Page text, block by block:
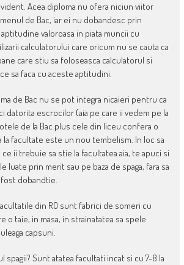
Acea diploma nu ofera niciun viitor
de Bac, iar ei nu dobandesc prin
valoroasa in piata muncii cu
calculatorului care oricum nu se cauta ca
care stiu sa foloseasca calculatorul si
sa faca cu aceste aptitudini.
de Bac nu se pot integra nicaieri pentru ca
datorita escrocilor (aia pe care ii vedem pe la
de la Bac plus cele din liceu confera o
la facultate este un nou tembelism. In loc sa
ii trebuie sa stie la facultatea aia, te apuci si
luate prin merit sau pe baza de spaga, fara sa
dobandtie.
din RO sunt fabrici de someri cu
o taie, in masa, in strainatatea sa spele
capsuni.
spagii? Sunt atatea facultati incat si cu 7-8 la